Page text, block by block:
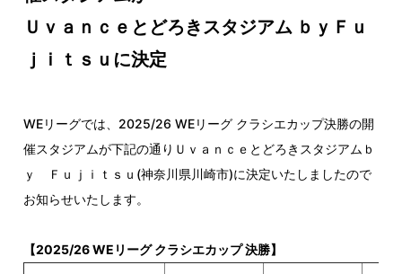
Ｕｖａｎｃｅとどろきスタジアム ｂｙＦｕ
ｊｉｔｓｕに決定
WEリーグでは、2025/26 WEリーグ クラシエカップ決勝の開
催スタジアムが下記の通りＵｖａｎｃｅとどろきスタジアムｂ
ｙ Ｆｕｊｉｔｓｕ(神奈川県川崎市)に決定いたしましたので
お知らせいたします。
【2025/26 WEリーグ クラシエカップ 決勝】